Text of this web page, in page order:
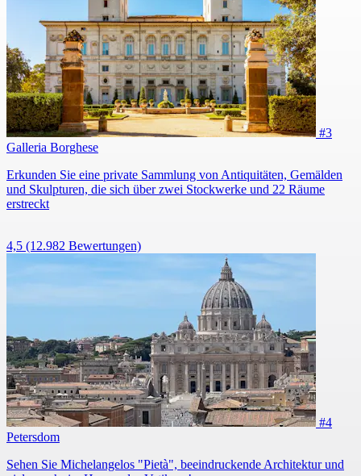
#3
Galleria Borghese
Erkunden Sie eine private Sammlung von Antiquitäten, Gemälden
und Skulpturen, die sich über zwei Stockwerke und 22 Räume
erstreckt
4,5 (12.982 Bewertungen)
#4
Petersdom
Sehen Sie Michelangelos "Pietà", beeindruckende Architektur und